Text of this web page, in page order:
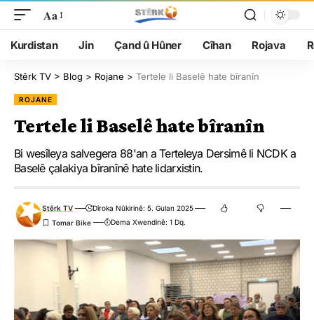
Aa
Kurdistan Jin Çand û Hûner Cîhan Rojava
Stêrk TV > Blog > Rojane > Tertele li Baselê hate bîranîn
ROJANE
Tertele li Baselê hate bîranîn
Bi wesîleya salvegera 88'an a Terteleya Dersimê li NCDK a
Baselê çalakiya bîranînê hate lidarxistin.
Stêrk TV
Dîroka Nûkirinê: 5. Gulan 2025
Dema Xwendinê: 1 Dq.